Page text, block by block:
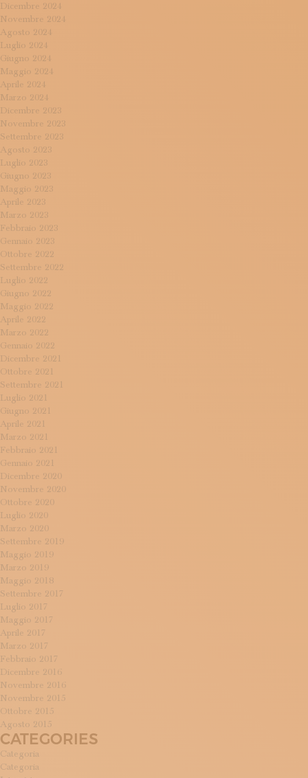
Dicembre 2024
Novembre 2024
Agosto 2024
Luglio 2024
Giugno 2024
Maggio 2024
Aprile 2024
Marzo 2024
Dicembre 2023
Novembre 2023
Settembre 2023
Agosto 2023
Luglio 2023
Giugno 2023
Maggio 2023
Aprile 2023
Marzo 2023
Febbraio 2023
Gennaio 2023
Ottobre 2022
Settembre 2022
Luglio 2022
Giugno 2022
Maggio 2022
Aprile 2022
Marzo 2022
Gennaio 2022
Dicembre 2021
Ottobre 2021
Settembre 2021
Luglio 2021
Giugno 2021
Aprile 2021
Marzo 2021
Febbraio 2021
Gennaio 2021
Dicembre 2020
Novembre 2020
Ottobre 2020
Luglio 2020
Marzo 2020
Settembre 2019
Maggio 2019
Marzo 2019
Maggio 2018
Settembre 2017
Luglio 2017
Maggio 2017
Aprile 2017
Marzo 2017
Febbraio 2017
Dicembre 2016
Novembre 2016
Novembre 2015
Ottobre 2015
Agosto 2015
CATEGORIES
Categoria
Categoria